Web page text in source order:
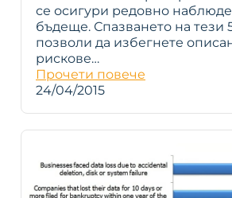
се осигури редовно
бъдеще. Спазването на тези
позволи да избегнете
рискове…
Прочети повече
24/04/2015